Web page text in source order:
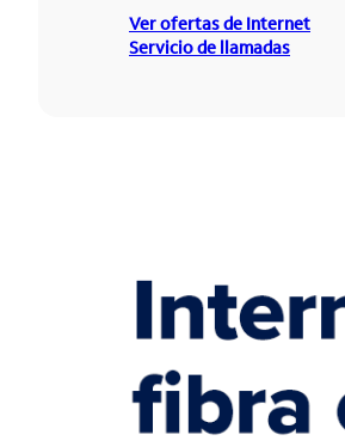
Ver ofertas de Internet
Servicio de llamadas